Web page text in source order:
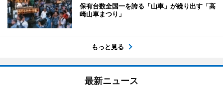
保有台数全国一を誇る「山車」が繰り出す「高
崎山車まつり」
もっと見る
最新ニュース